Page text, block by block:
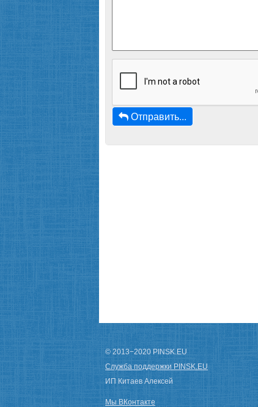
Отправить...
© 2013−2020 PINSK.EU
Служба поддержки PINSK.EU
ИП Китаев Алексей
Мы ВКонтакте